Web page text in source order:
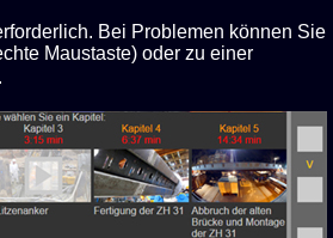
Bei Problemen können Sie
Maustaste) oder zu einer